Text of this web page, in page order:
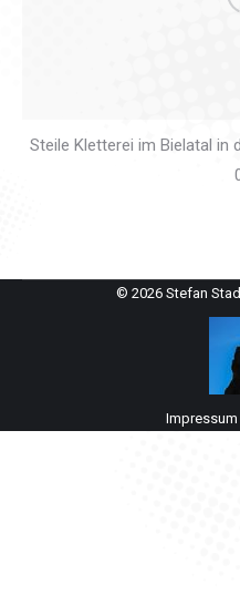
Steile Kletterei im Bielatal in
© 2026 Stefan
Impressum